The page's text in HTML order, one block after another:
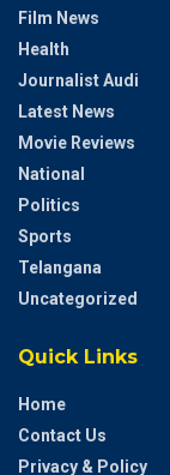
Film News
Health
Journalist Audi
Latest News
Movie Reviews
National
Politics
Sports
Telangana
Uncategorized
Quick Links
Home
Contact Us
Privacy & Policy